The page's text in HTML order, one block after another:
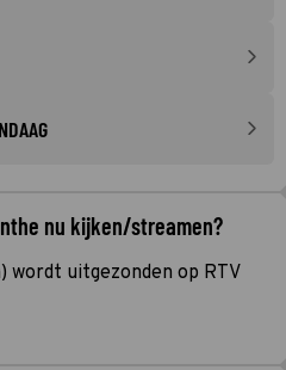
nu kijken/streamen?
uitgezonden op RTV